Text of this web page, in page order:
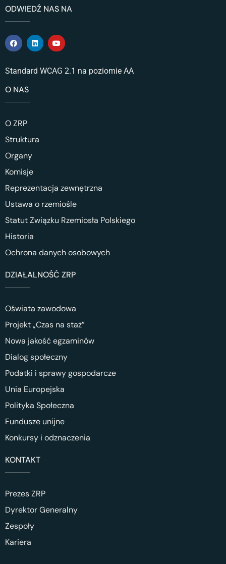
ODWIEDŹ NAS NA
Standard WCAG 2.1 na poziomie AA
O NAS
O ZRP
Struktura
Organy
Komisje
Reprezentacja zewnętrzna
Ustawa o rzemiośle
Statut Związku Rzemiosła Polskiego
Historia
Ochrona danych osobowych
DZIAŁALNOŚĆ ZRP
Oświata zawodowa
Projekt „Czas na staż”
Nowa jakość egzaminów
Dialog społeczny
Podatki i sprawy gospodarcze
Unia Europejska
Polityka Społeczna
Fundusze unijne
Konkursy i odznaczenia
KONTAKT
Prezes ZRP
Dyrektor Generalny
Zespoły
Kariera